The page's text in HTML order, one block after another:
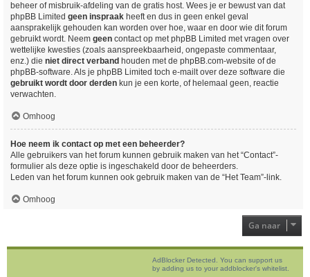
beheer of misbruik-afdeling van de gratis host. Wees je er bewust van dat
phpBB Limited geen inspraak heeft en dus in geen enkel geval
aansprakelijk gehouden kan worden over hoe, waar en door wie dit forum
gebruikt wordt. Neem geen contact op met phpBB Limited met vragen over
wettelijke kwesties (zoals aanspreekbaarheid, ongepaste commentaar,
enz.) die niet direct verband houden met de phpBB.com-website of de
phpBB-software. Als je phpBB Limited toch e-mailt over deze software die
gebruikt wordt door derden kun je een korte, of helemaal geen, reactie
verwachten.
Omhoog
Hoe neem ik contact op met een beheerder?
Alle gebruikers van het forum kunnen gebruik maken van het “Contact”-
formulier als deze optie is ingeschakeld door de beheerders.
Leden van het forum kunnen ook gebruik maken van de “Het Team”-link.
Omhoog
Ga naar
AdBlocker Detected. You can support us
by adding us to your addblocker's whitelist.